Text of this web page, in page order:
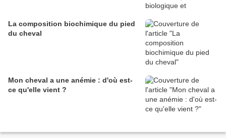
La composition biochimique du pied
du cheval
Mon cheval a une anémie : d'où est-
ce qu'elle vient ?